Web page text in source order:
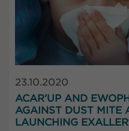
23.10.2020
ACAR’UP AND
AGAINST DUST MITE
LAUNCHING